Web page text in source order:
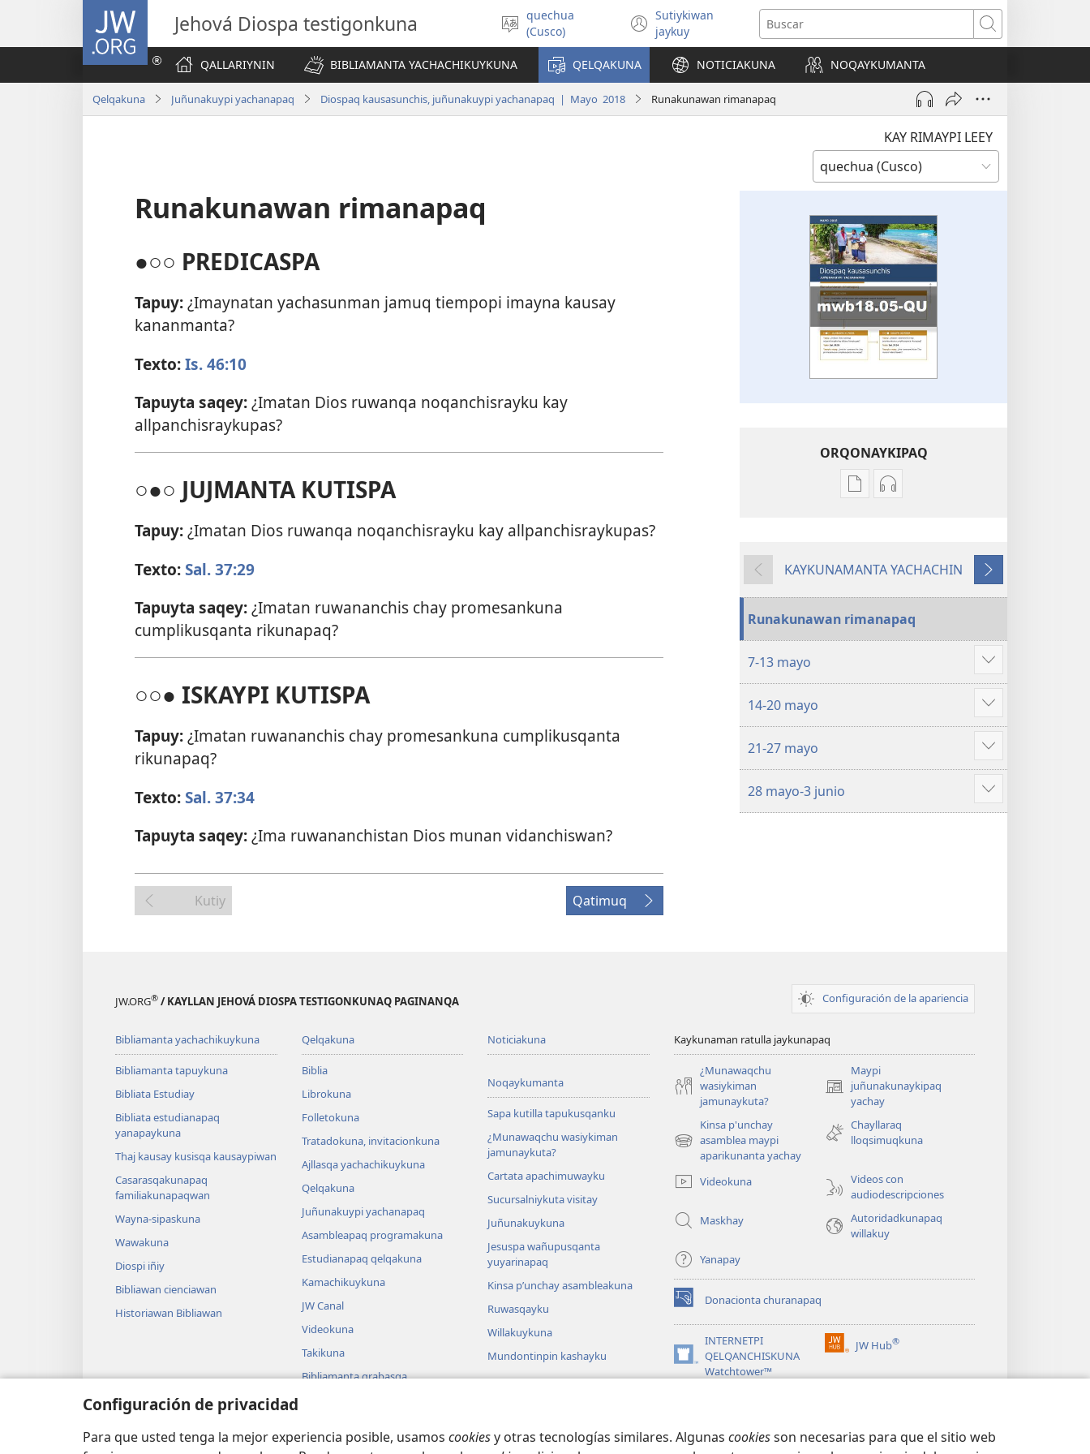
Configuración de privacidad
Para que usted tenga la mejor experiencia posible, usamos cookiesy otras tecnologías similares. Algunas cookiesson necesarias para que el sitio web
JW.ORG
Jehová Diospa testigonkuna
Simita
akllay
quechua
(Cusco)
Sutiykiwan
jaykuy(abre
una
nueva
ventana)
Buscar
QALLARIYNIN BIBLIAMANTA YACHACHIKUYKUNA QELQAKUNA NOTICIAKUNA NOQAYKUMANTA
Qelqakuna Juñunakuypi yachanapaq Diospaq kausasunchis, juñunakuypi yachanapaq | Mayo 2018 Runakunawan rimanapaq
KAY RIMAYPI LEEY
Runakunawan rimanapaq
●○○ PREDICASPA
Tapuy:¿Imaynatan yachasunman jamuq tiempopi imayna kausay
kananmanta?
Texto:Is. 46:10
Tapuyta saqey:¿Imatan Dios ruwanqa noqanchisrayku kay
allpanchisraykupas?
○●○ JUJMANTA KUTISPA
Tapuy:¿Imatan Dios ruwanqa noqanchisrayku kay allpanchisraykupas?
Texto: Sal. 37:29
Tapuyta saqey:¿Imatan ruwananchis chay promesankuna
cumplikusqanta rikunapaq?
○○● ISKAYPI KUTISPA
Tapuy:¿Imatan ruwananchis chay promesankuna cumplikusqanta
rikunapaq?
Texto: Sal. 37:34
Tapuyta saqey:¿Ima ruwananchistan Dios munan vidanchiswan?
Kutiy Qatimuq
ORQONAYKIPAQ
Kaypi
KAUSASUNCHIS,
Mayo
Kaypin
DIOSPAQ
KAUSASUNCHIS,
YACHANAPAQ
Kutiy
KAYKUNAMANTA YACHACHIN
Qatimuq
Runakunawan rimanapaq
7-13 mayo
Mostrar
más
14-20 mayo
Mostrar
más
21-27 mayo
Mostrar
más
28 mayo-3 junio
Mostrar
más
JW.ORG® / KAYLLAN JEHOVÁ DIOSPA TESTIGONKUNAQ PAGINANQA Configuración de la apariencia
Bibliamanta yachachikuykuna
Bibliamanta tapuykuna
Bibliata Estudiay
Bibliata estudianapaq
yanapaykuna
Thaj kausay kusisqa kausaypiwan
Casarasqakunapaq
familiakunapaqwan
Wayna-sipaskuna
Wawakuna
Diospi iñiy
Bibliawan cienciawan
Historiawan Bibliawan
Qelqakuna
Biblia
Librokuna
Folletokuna
Tratadokuna, invitacionkuna
Ajllasqa yachachikuykuna
Qelqakuna
Juñunakuypi yachanapaq
Asambleapaq programakuna
Estudianapaq qelqakuna
Kamachikuykuna
JW Canal
Videokuna
Takikuna
Bibliamanta grabasqa
Noticiakuna
Noqaykumanta
Sapa kutilla tapukusqanku
¿Munawaqchu wasiykiman
jamunaykuta?
Cartata apachimuwayku
Sucursalniykuta visitay
Juñunakuykuna
Jesuspa wañupusqanta
yuyarinapaq
Kinsa p’unchay asambleakuna
Ruwasqayku
Willakuykuna
Mundontinpin kashayku
Kaykunaman ratulla jaykunapaq
¿Munawaqchu
wasiykiman
jamunaykuta?
Maypi
juñunakunaykipaq
yachay
(abre
nueva
ventana)
Kinsa p'unchay
asamblea maypi
aparikunanta yachay
(abre
nueva
Chayllaraq
lloqsimuqkuna
Videokuna
Videos con
audiodescripciones
Maskhay
Autoridadkunapaq
willakuy
Yanapay
Donacionta churanapaq
(abre
una
ventana)
INTERNETPI
QELQANCHISKUNA
Watchtower™
(abre
una
JW Hub®
(abre
nueva